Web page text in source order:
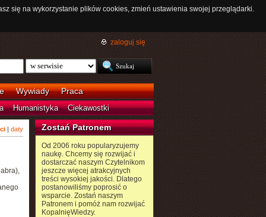
się na wykorzystanie plików cookies, zmień ustawienia swojej przeglądarki.
zaloguj się
Wywiady Praca
Humanistyka Ciekawostki
| daty Zostań Patronem
Od 2006 roku popularyzujemy
naukę. Chcemy się rozwijać i
dostarczać naszym Czytelnikom
jeszcze więcej atrakcyjnych
treści wysokiej jakości. Dlatego
postanowiliśmy poprosić o
wsparcie. Zostań naszym
Patronem i pomóż nam rozwijać
KopalnięWiedzy.